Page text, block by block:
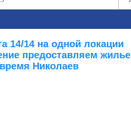
14/14 на одной локации
предоставляем жилье
Николаев